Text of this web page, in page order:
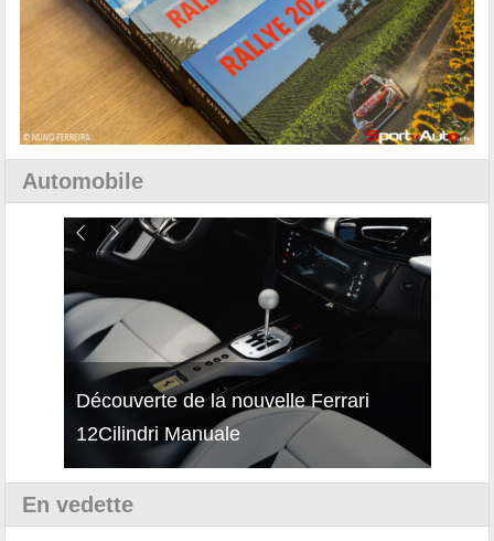
Automobile
Découverte de la nouvelle Ferrari
12Cilindri Manuale
En vedette